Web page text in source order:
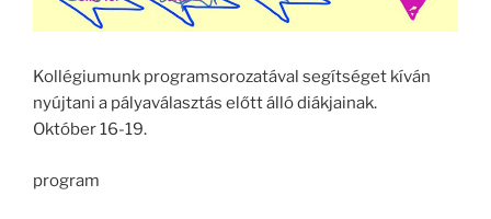
Kollégiumunk programsorozatával segítséget kíván
nyújtani a pályaválasztás előtt álló diákjainak.
Október 16-19.
program